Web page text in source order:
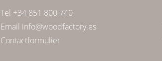
Tel +34 851 800 740
Email info@woodfactory.es
Contactformulier